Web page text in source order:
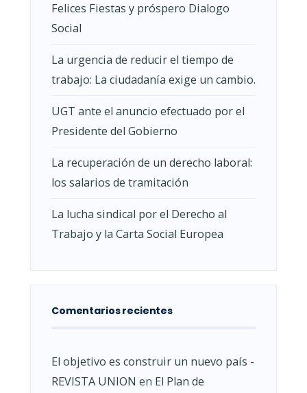
Felices Fiestas y próspero Dialogo
Social
La urgencia de reducir el tiempo de
trabajo: La ciudadanía exige un cambio.
UGT ante el anuncio efectuado por el
Presidente del Gobierno
La recuperación de un derecho laboral:
los salarios de tramitación
La lucha sindical por el Derecho al
Trabajo y la Carta Social Europea
Comentarios recientes
El objetivo es construir un nuevo país -
REVISTA UNION en El Plan de